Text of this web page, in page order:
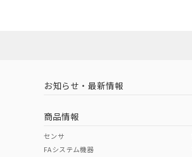
お知らせ・最新情報
商品情報
センサ
FAシステム機器